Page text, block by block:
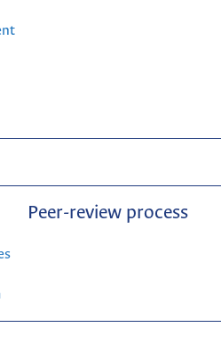
Peer-review process